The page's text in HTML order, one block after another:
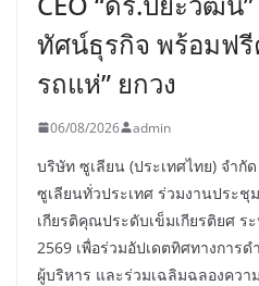
ทัศน์ธุรกิจ พร้อมฟรี
รถแห่” ยกวง
06/08/2026 admin
บริษัท ซูเลียน (ประเทศไทย) จำ
ซูเลียนทั่วประเทศ ร่วมงานประ
เกียรติคุณประดับเข็มเกียรติยศ
2569 เพื่อร่วมอัปเดตทิศทางการ
ผู้บริหาร และร่วมเฉลิมฉลองควา